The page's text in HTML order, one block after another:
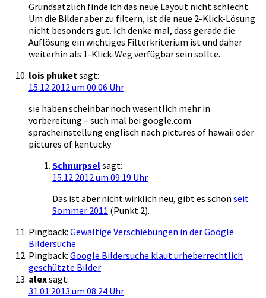
Grundsätzlich finde ich das neue Layout nicht schlecht.
Um die Bilder aber zu filtern, ist die neue 2-Klick-Lösung
nicht besonders gut. Ich denke mal, dass gerade die
Auflösung ein wichtiges Filterkriterium ist und daher
weiterhin als 1-Klick-Weg verfügbar sein sollte.
lois phuketsagt:
15.12.2012 um 00:06 Uhr
sie haben scheinbar noch wesentlich mehr in
vorbereitung – such mal bei google.com
spracheinstellung englisch nach pictures of hawaii oder
pictures of kentucky
Schnurpselsagt:
15.12.2012 um 09:19 Uhr
Das ist aber nicht wirklich neu, gibt es schon seit
Sommer 2011 (Punkt 2).
Pingback: Gewaltige Verschiebungen in der Google
Bildersuche
Pingback: Google Bildersuche klaut urheberrechtlich
geschützte Bilder
alexsagt:
31.01.2013 um 08:24 Uhr